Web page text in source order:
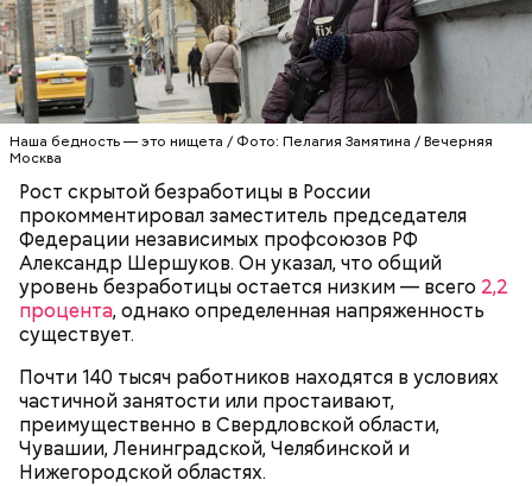
Наша бедность — это нищета / Фото: Пелагия Замятина / Вечерняя
Москва
Рост скрытой безработицы в России
прокомментировал заместитель председателя
Федерации независимых профсоюзов РФ
Александр Шершуков. Он указал, что общий
уровень безработицы остается низким — всего 2,2
процента, однако определенная напряженность
существует.
Почти 140 тысяч работников находятся в условиях
частичной занятости или простаивают,
преимущественно в Свердловской области,
Чувашии, Ленинградской, Челябинской и
Нижегородской областях.
День попутного ветра, как правило, отмечают в
прибрежных городах. Там 10 августа
устраиваются соревнования по парусным видам
спорта. Также в этот праздник проходят
тематические концерты, посвященные
профессиям, связанным с морем.